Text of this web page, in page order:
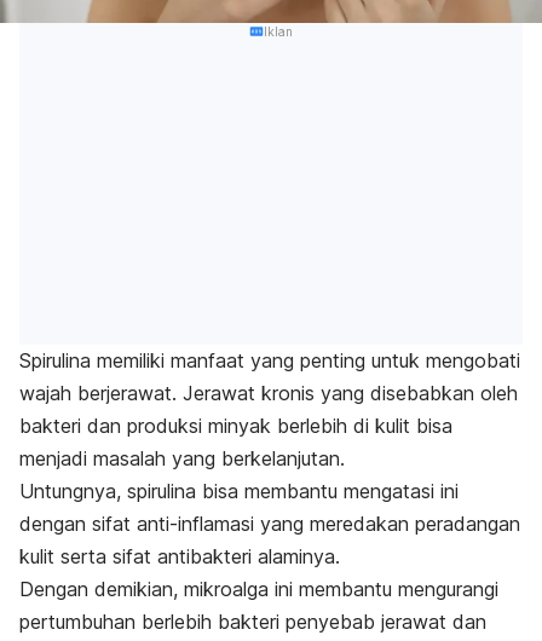
Iklan
Spirulina memiliki manfaat yang penting untuk mengobati
wajah berjerawat. Jerawat kronis yang disebabkan oleh
bakteri dan produksi minyak berlebih di kulit bisa
menjadi masalah yang berkelanjutan.
Untungnya, spirulina bisa membantu mengatasi ini
dengan sifat anti-inflamasi yang meredakan peradangan
kulit serta sifat antibakteri alaminya.
Dengan demikian, mikroalga ini membantu mengurangi
pertumbuhan berlebih bakteri penyebab jerawat dan